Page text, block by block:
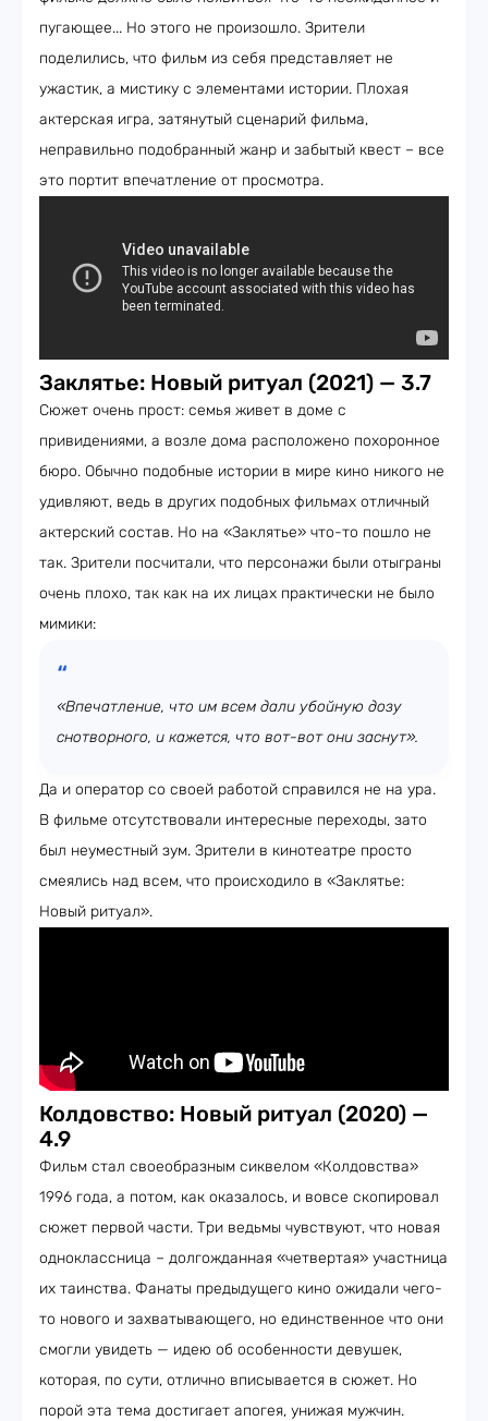
пугающее... Но этого не произошло. Зрители
поделились, что фильм из себя представляет не
ужастик, а мистику с элементами истории. Плохая
актерская игра, затянутый сценарий фильма,
неправильно подобранный жанр и забытый квест – все
это портит впечатление от просмотра.
Заклятье: Новый ритуал (2021) — 3.7
Сюжет очень прост: семья живет в доме с
привидениями, а возле дома расположено похоронное
бюро. Обычно подобные истории в мире кино никого не
удивляют, ведь в других подобных фильмах отличный
актерский состав. Но на «Заклятье» что-то пошло не
так. Зрители посчитали, что персонажи были отыграны
очень плохо, так как на их лицах практически не было
мимики:
«Впечатление, что им всем дали убойную дозу
снотворного, и кажется, что вот-вот они заснут».
Да и оператор со своей работой справился не на ура.
В фильме отсутствовали интересные переходы, зато
был неуместный зум. Зрители в кинотеатре просто
смеялись над всем, что происходило в «Заклятье:
Новый ритуал».
Колдовство: Новый ритуал (2020) —
4.9
Фильм стал своеобразным сиквелом «Колдовства»
1996 года, а потом, как оказалось, и вовсе скопировал
сюжет первой части. Три ведьмы чувствуют, что новая
одноклассница – долгожданная «четвертая» участница
их таинства. Фанаты предыдущего кино ожидали чего-
то нового и захватывающего, но единственное что они
смогли увидеть — идею об особенности девушек,
которая, по сути, отлично вписывается в сюжет. Но
порой эта тема достигает апогея, унижая мужчин.